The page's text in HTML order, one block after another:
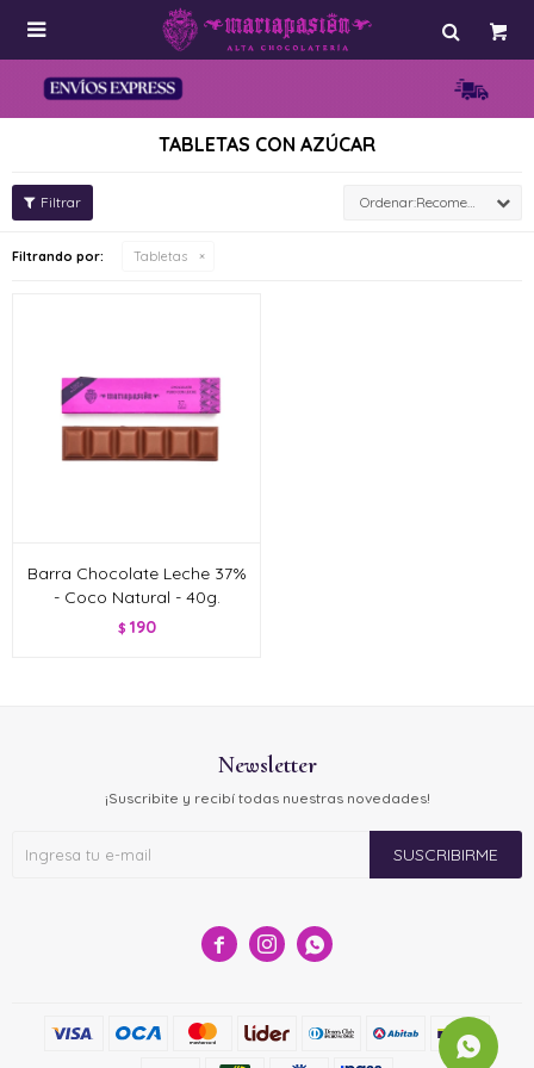

TABLETAS CON AZÚCAR
Recomendados
Filtrando por: Tabletas
Barra Chocolate Leche 37%
- Coco Natural - 40g.
$ 190
  
Newsletter
¡Suscribite y recibí todas nuestras novedades!
SUSCRIBIRME